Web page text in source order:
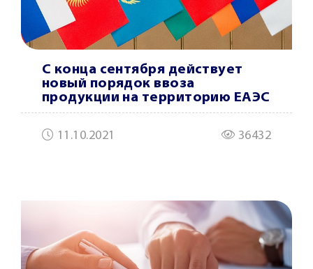
С конца сентября действует
новый порядок ввоза
продукции на территорию ЕАЭС
11.10.2021 36432